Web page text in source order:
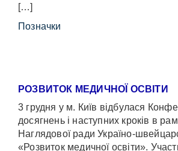
[…]
Позначки
РОЗВИТОК МЕДИЧНОЇ ОСВІТИ
3 грудня у м. Київ відбулася
досягнень і наступних кроків в
Наглядової ради Україно-
«Розвиток медичної освіти».